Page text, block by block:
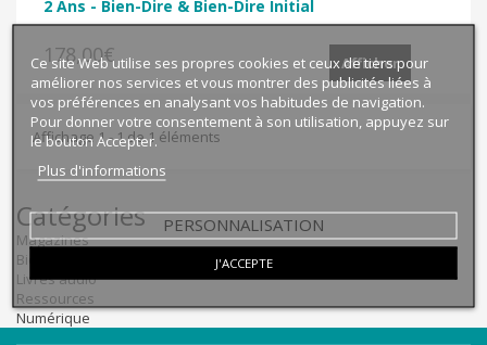
2 Ans - Bien-Dire & Bien-Dire Initial
178,00€ Afficher
Affichage 1 - 1 de 1 éléments
Ce site Web utilise ses propres cookies et ceux de tiers pour
améliorer nos services et vous montrer des publicités liées à
vos préférences en analysant vos habitudes de navigation.
Pour donner votre consentement à son utilisation, appuyez sur
le bouton Accepter.
Plus d'informations
PERSONNALISATION
J'ACCEPTE
Catégories
Magazines
Bien-dire Plus
Livres audio
Ressources
Numérique